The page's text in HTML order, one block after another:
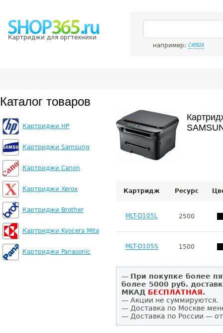
Картриджи для оргтехники
например: C4092A
Каталог товаров
Картриджи HP
Картриджи Samsung
Картриджи Canon
Картриджи Xerox
Картриджи Brother
Картриджи Kyocera Mita
Картриджи Panasonic
Картридж Ресурс
MLT-D105L 2500
MLT-D105S 1500
— При покупке более
более 5000 руб.
МКАД БЕСПЛАТНАЯ.
— Акции не суммируются.
— Доставка по Москве
— Доставка по России —